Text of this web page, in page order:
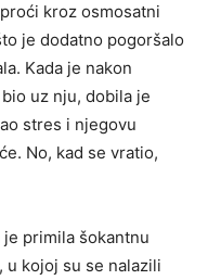
kroz osmosatni
je dodatno pogoršalo
Kada je nakon
uz nju, dobila je
stres i njegovu
No, kad se vratio,
primila šokantnu
u kojoj su se nalazili